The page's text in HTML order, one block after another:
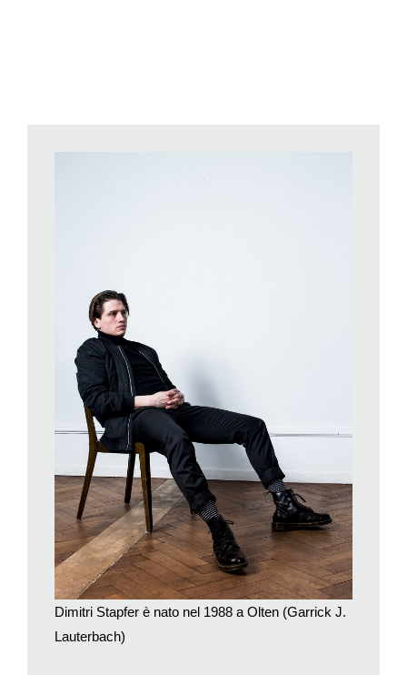
amava leggermi le fiabe quando ero piccolo, ad esempio,
aveva prestato 1000 giorni di servizio, e un altro nonno
stanziato a Basilea mi ha saputo raccontare molte cose
riguardo al periodo storico. A quel punto finzione e realtà
cominciano a mescolarsi, e come attore io ho bisogno di
questa apertura, voglio che il testo mi passi attraverso,
rivelandomi delle visioni.
Anche i costumi sono stati un fattore importante: i mantelli
pesanti degli uomini, le scarpe delle donne sono indumenti che
conferiscono un determinato passo, e di conseguenza una
certa fisicità.
Il prezzo della pace è stato un progetto importante per lei?
È stata un’operazione importante, attraverso la quale si è
cercato di raggiungere tutte e quattro le aree politiche,
geografiche e linguistiche della Svizzera, perché in fondo
questa storia appartiene a tutti, al nostro Paese. Il regista
Dimitri Stapfer è nato nel 1988 a Olten (Garrick J.
Lauterbach)